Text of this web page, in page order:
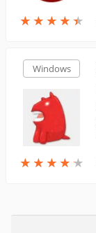
★ ★ ★ ★ ★
★ ★ ★ ★ ★
Windows
★ ★ ★ ★ ★
★ ★ ★ ★ ★